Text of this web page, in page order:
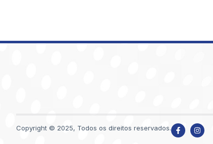
Copyright © 2025, Todos os direitos reservados.